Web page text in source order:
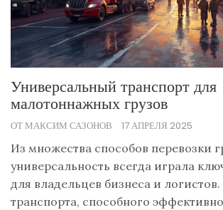
Универсальный транспорт для
малотоннажных грузов
ОТ МАКСИМ САЗОНОВ 17 АПРЕЛЯ 2025
Из множества способов перевозки
универсальность всегда играла
для владельцев бизнеса и
транспорта, способного